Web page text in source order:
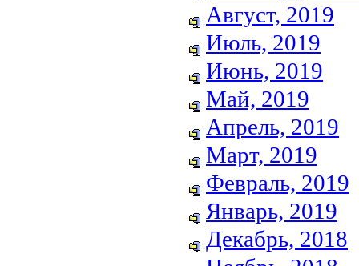
Август, 2019
Июль, 2019
Июнь, 2019
Май, 2019
Апрель, 2019
Март, 2019
Февраль, 2019
Январь, 2019
Декабрь, 2018